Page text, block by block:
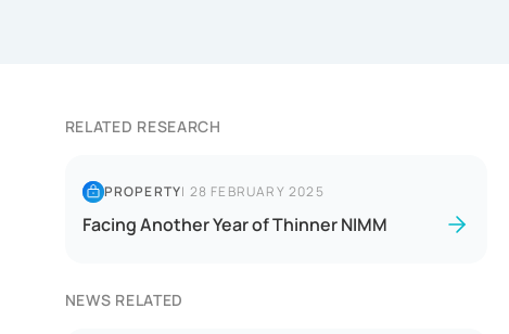
RELATED RESEARCH
PROPERTY| 28 FEBRUARY 2025
Facing Another Year of Thinner NIMM
NEWS RELATED